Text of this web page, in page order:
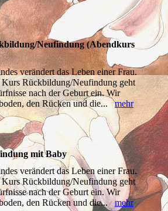
Neufindung (Abendkurs
verändert das Leben einer Frau.
Rückbildung/Neufindung geht
nach der Geburt ein. Wir
den Rücken und die...mehr
mit Baby
verändert das Leben einer Frau.
Rückbildung/Neufindung geht
nach der Geburt ein. Wir
den Rücken und die...mehr